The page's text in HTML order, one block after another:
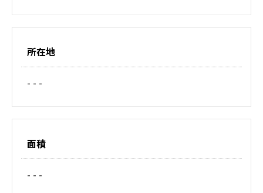
所在地
- - -
面積
- - -